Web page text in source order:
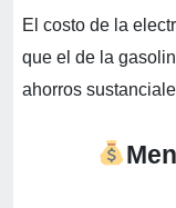
El costo de la
que el de la
ahorros